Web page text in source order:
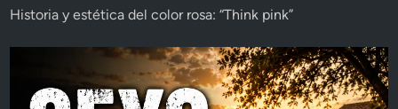
Historia y estética del color rosa: “Think pink”